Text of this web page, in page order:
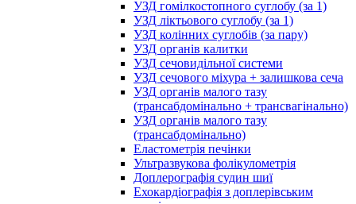
УЗД гомілкостопного суглобу (за 1)
УЗД ліктьового суглобу (за 1)
УЗД колінних суглобів (за пару)
УЗД органів калитки
УЗД сечовидільної системи
УЗД сечового міхура + залишкова сеча
УЗД органів малого тазу
(трансабдомінально + трансвагінально)
УЗД органів малого тазу
(трансабдомінально)
Еластометрія печінки
Ультразвукова фолікулометрія
Доплерографія судин шиї
Ехокардіографія з доплерівським